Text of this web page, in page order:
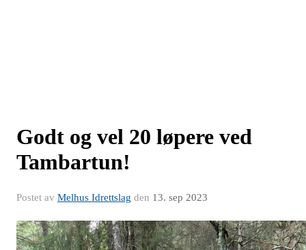
Godt og vel 20 løpere ved
Tambartun!
Postet av Melhus Idrettslag den 13. sep 2023